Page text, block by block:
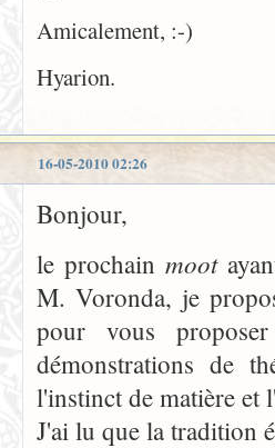
Amicalement, :-)
Hyarion.
16-05-2010 02:26
Bonjour,
le prochainmoot
M. Voronda, je
pour vous
démonstrations de
l'instinct de matière et
J'ai lu que la tradition